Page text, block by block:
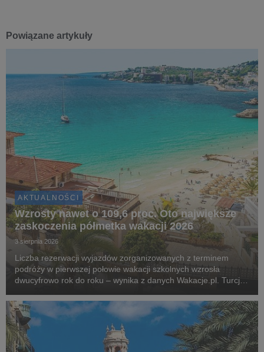
Powiązane artykuły
AKTUALNOŚCI
Wzrosty nawet o 109,6 proc. Oto największe
zaskoczenia półmetka wakacji 2026
3 sierpnia 2026
Liczba rezerwacji wyjazdów zorganizowanych z terminem
podróży w pierwszej połowie wakacji szkolnych wzrosła
dwucyfrowo rok do roku – wynika z danych Wakacje.pl. Turcja,
wszystkich rezerwacji. Najciekawsza historia l...